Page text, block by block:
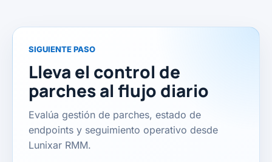
SIGUIENTE PASO
Lleva el control de
parches al flujo diario
Evalúa gestión de parches, estado de
endpoints y seguimiento operativo desde
Lunixar RMM.